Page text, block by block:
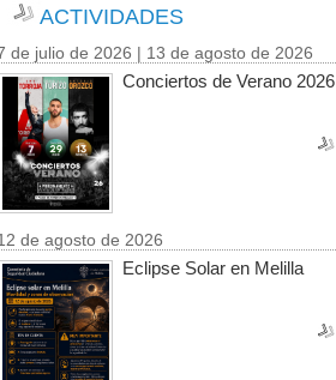
ACTIVIDADES
de julio de 2026 | 13 de agosto de 2026
Conciertos de Verano 2026
de agosto de 2026
Eclipse Solar en Melilla